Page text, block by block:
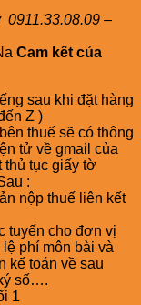
0911.33.08.09 –
Cam kết của
sau khi đặt hàng
Z )
thuế sẽ có thông
tử về gmail của
thủ tục giấy tờ
:
nộp thuế liên kết
tuyến cho đơn vị
phí môn bài và
kế toán về sau
số….
1